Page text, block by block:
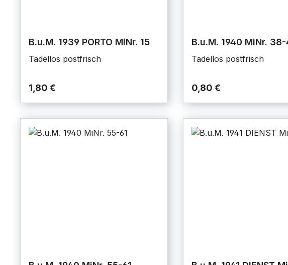
B.u.M. 1939 PORTO MiNr. 15
Tadellos postfrisch
1,80 €
B.u.M. 1940 MiNr. 38-
Tadellos postfrisch
0,80 €